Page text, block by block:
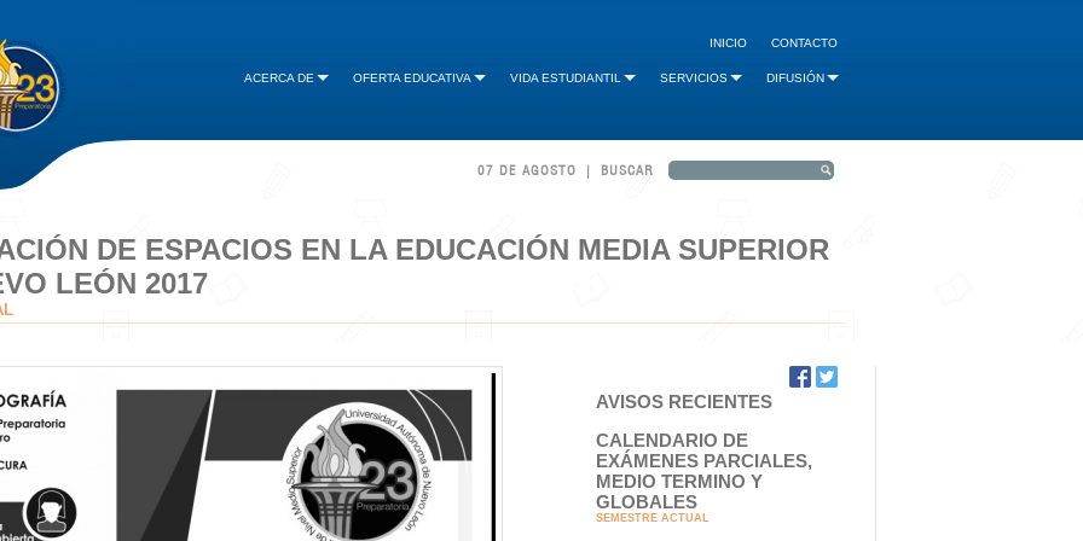
INICIO CONTACTO
ACERCA DE OFERTA EDUCATIVA VIDA ESTUDIANTIL SERVICIOS DIFUSIÓN
07 DE AGOSTO | BUSCAR
DE ESPACIOS EN LA EDUCACIÓN MEDIA SUPERIOR
LEÓN 2017
AVISOS RECIENTES
CALENDARIO DE
EXÁMENES PARCIALES,
MEDIO TERMINO Y
GLOBALES
SEMESTRE ACTUAL